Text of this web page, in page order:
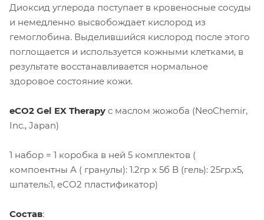
Диоксид углерода поступает в кровеносные сосуды
и немедленно высвобождает кислород из
гемоглобина. Выделившийся кислород после этого
поглощается и используется кожными клетками, в
результате восстанавливается нормальное
здоровое состояние кожи.
eCO2 Gel EX Therapy с маслом жожоба (NeoChemir,
Inc., Japan)
1 набор = 1 коробка в ней 5 комплектов (
компоентны А ( гранулы): 1.2гр х 5б В (гель): 25гр.х5,
шпатель:1, eCO2 пластификатор)
Состав: